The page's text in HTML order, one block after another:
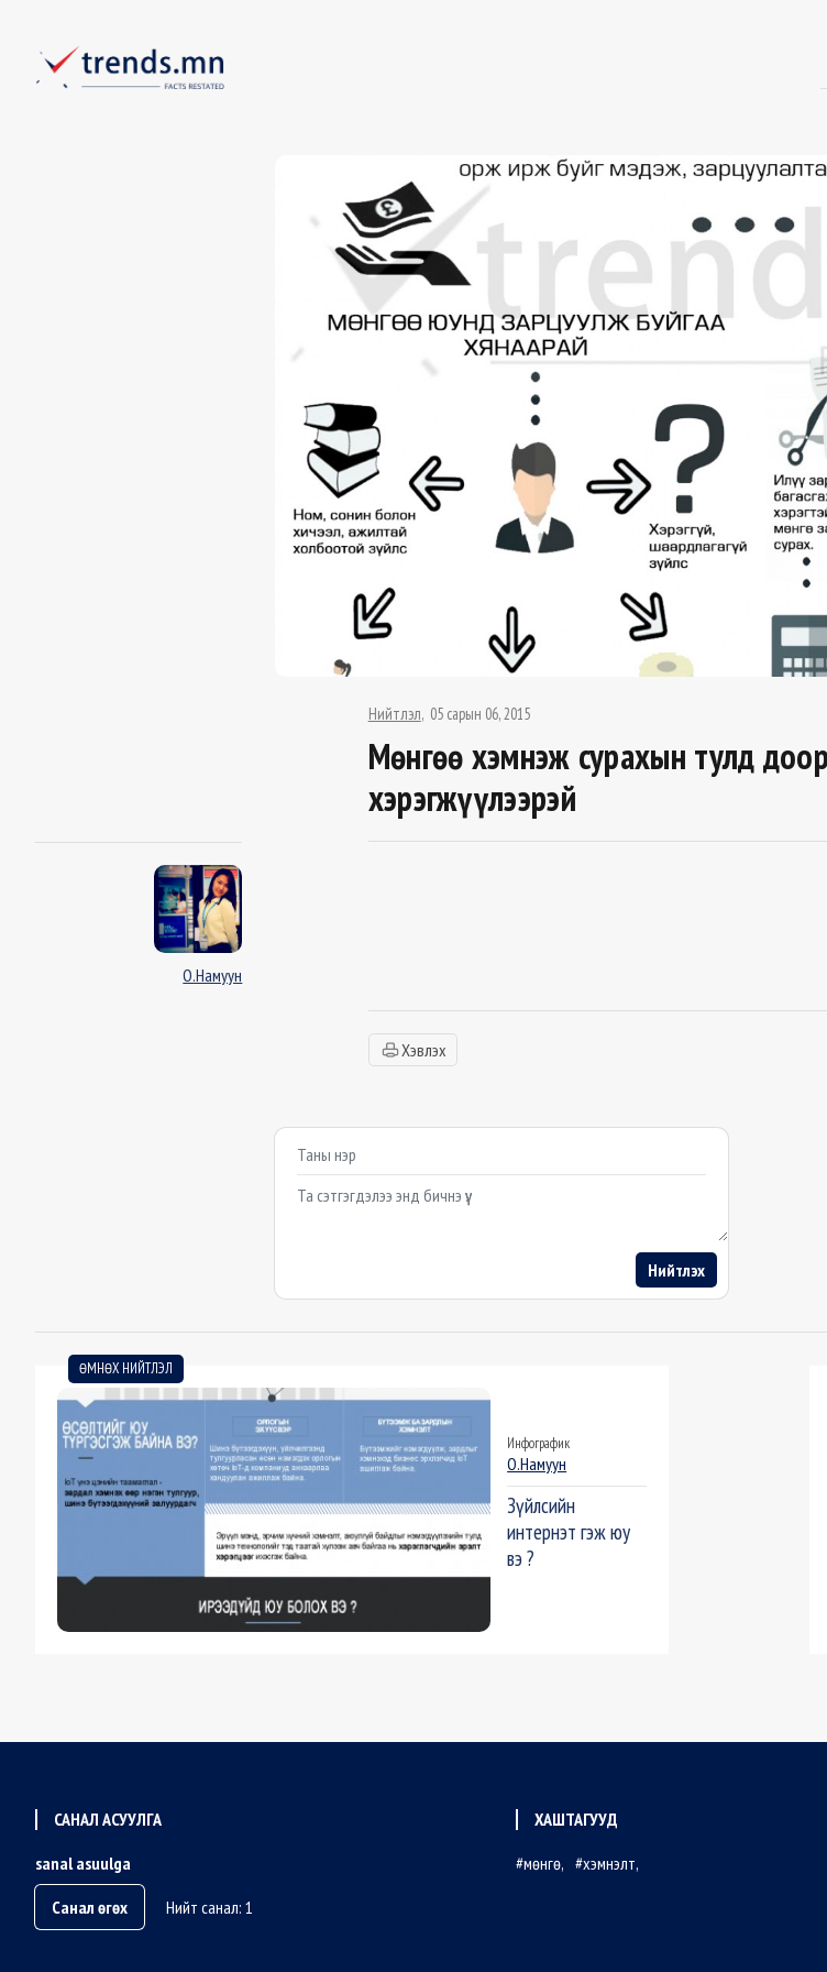
Нийтлэл 05 сарын 06, 2015
Мөнгөө хэмнэж сурахын тулд
хэрэгжүүлээрэй
О.Намуун
Хэвлэх
Сэтгэгдэл бичих
Example textarea
Нийтлэх
ӨМНӨХ НИЙТЛЭЛ
Инфографик
О.Намуун
Зүйлсийн
интернэт гэж юу
вэ ?
САНАЛ АСУУЛГА
sanal asuulga
Санал өгөх
Нийт санал: 1
ХАШТАГУУД
мөнгө
хэмнэлт